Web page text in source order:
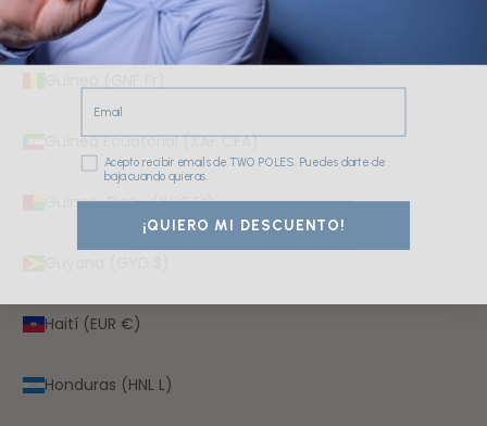
Guernesey (GBP £)
Guinea Ecuatorial (XAF CFA)
Guinea-Bisáu (XOF Fr)
Haití (EUR €)
Honduras (HNL L)
Email
Consentimiento
Acepto recibir emails de TWO POLES. Puedes darte de
baja cuando quieras.
¡QUIERO MI DESCUENTO!